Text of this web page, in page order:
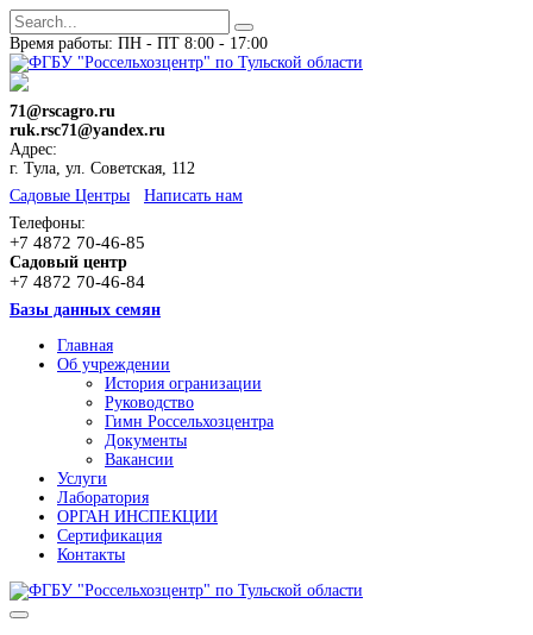
Время работы: ПН - ПТ 8:00 - 17:00
71@rscagro.ru
ruk.rsc71@yandex.ru
Адрес:
г. Тула, ул. Советская, 112
Cадовые Центры
Написать нам
Телефоны:
+7 4872 70-46-85
Садовый центр
+7 4872 70-46-84
Базы данных семян
Главная
Об учреждении
История огранизации
Руководство
Гимн Россельхозцентра
Документы
Вакансии
Услуги
Лаборатория
ОРГАН ИНСПЕКЦИИ
Сертификация
Контакты